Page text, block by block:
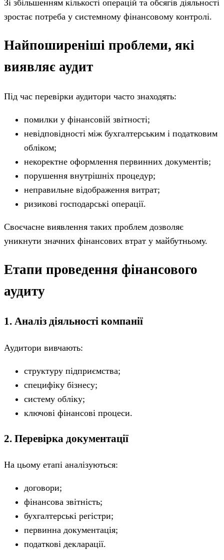
Зі збільшенням кількості операцій та обсягів діяльності
зростає потреба у системному фінансовому контролі.
Найпоширеніші проблеми, які
виявляє аудит
Під час перевірки аудитори часто знаходять:
помилки у фінансовій звітності;
невідповідності між бухгалтерським і податковим
обліком;
некоректне оформлення первинних документів;
порушення внутрішніх процедур;
неправильне відображення витрат;
ризикові господарські операції.
Своєчасне виявлення таких проблем дозволяє
уникнути значних фінансових втрат у майбутньому.
Етапи проведення фінансового
аудиту
1. Аналіз діяльності компанії
Аудитори вивчають:
структуру підприємства;
специфіку бізнесу;
систему обліку;
ключові фінансові процеси.
2. Перевірка документації
На цьому етапі аналізуються:
договори;
фінансова звітність;
бухгалтерські регістри;
первинна документація;
податкові декларації.